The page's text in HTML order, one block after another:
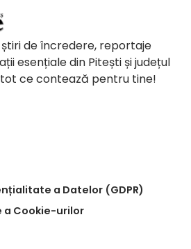
de încredere, reportaje
esențiale din Pitești și județul
ce contează pentru tine!
a Datelor (GDPR)
a Cookie-urilor